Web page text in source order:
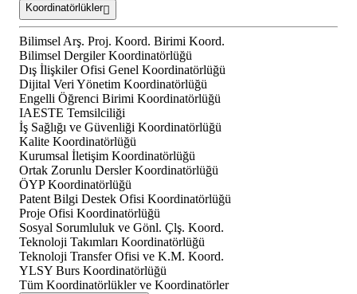
Koordinatörlükler
Bilimsel Arş. Proj. Koord. Birimi Koord.
Bilimsel Dergiler Koordinatörlüğü
Dış İlişkiler Ofisi Genel Koordinatörlüğü
Dijital Veri Yönetim Koordinatörlüğü
Engelli Öğrenci Birimi Koordinatörlüğü
IAESTE Temsilciliği
İş Sağlığı ve Güvenliği Koordinatörlüğü
Kalite Koordinatörlüğü
Kurumsal İletişim Koordinatörlüğü
Ortak Zorunlu Dersler Koordinatörlüğü
ÖYP Koordinatörlüğü
Patent Bilgi Destek Ofisi Koordinatörlüğü
Proje Ofisi Koordinatörlüğü
Sosyal Sorumluluk ve Gönl. Çlş. Koord.
Teknoloji Takımları Koordinatörlüğü
Teknoloji Transfer Ofisi ve K.M. Koord.
YLSY Burs Koordinatörlüğü
Tüm Koordinatörlükler ve Koordinatörler